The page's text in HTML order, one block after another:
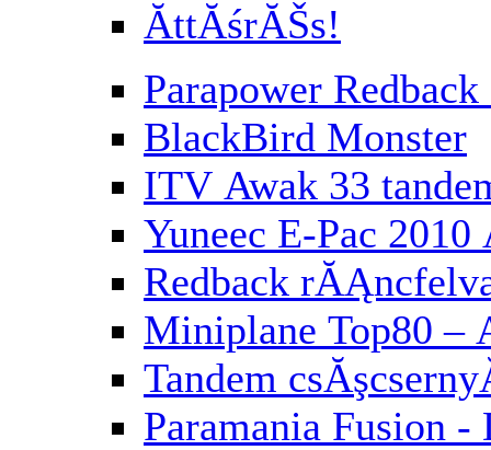
ĂttĂśrĂŠs!
Parapower
BlackBird Monster
ITV Awak 33
Yuneec E-Pac
Redback
Miniplane Top80
Tandem
Paramania Fusion